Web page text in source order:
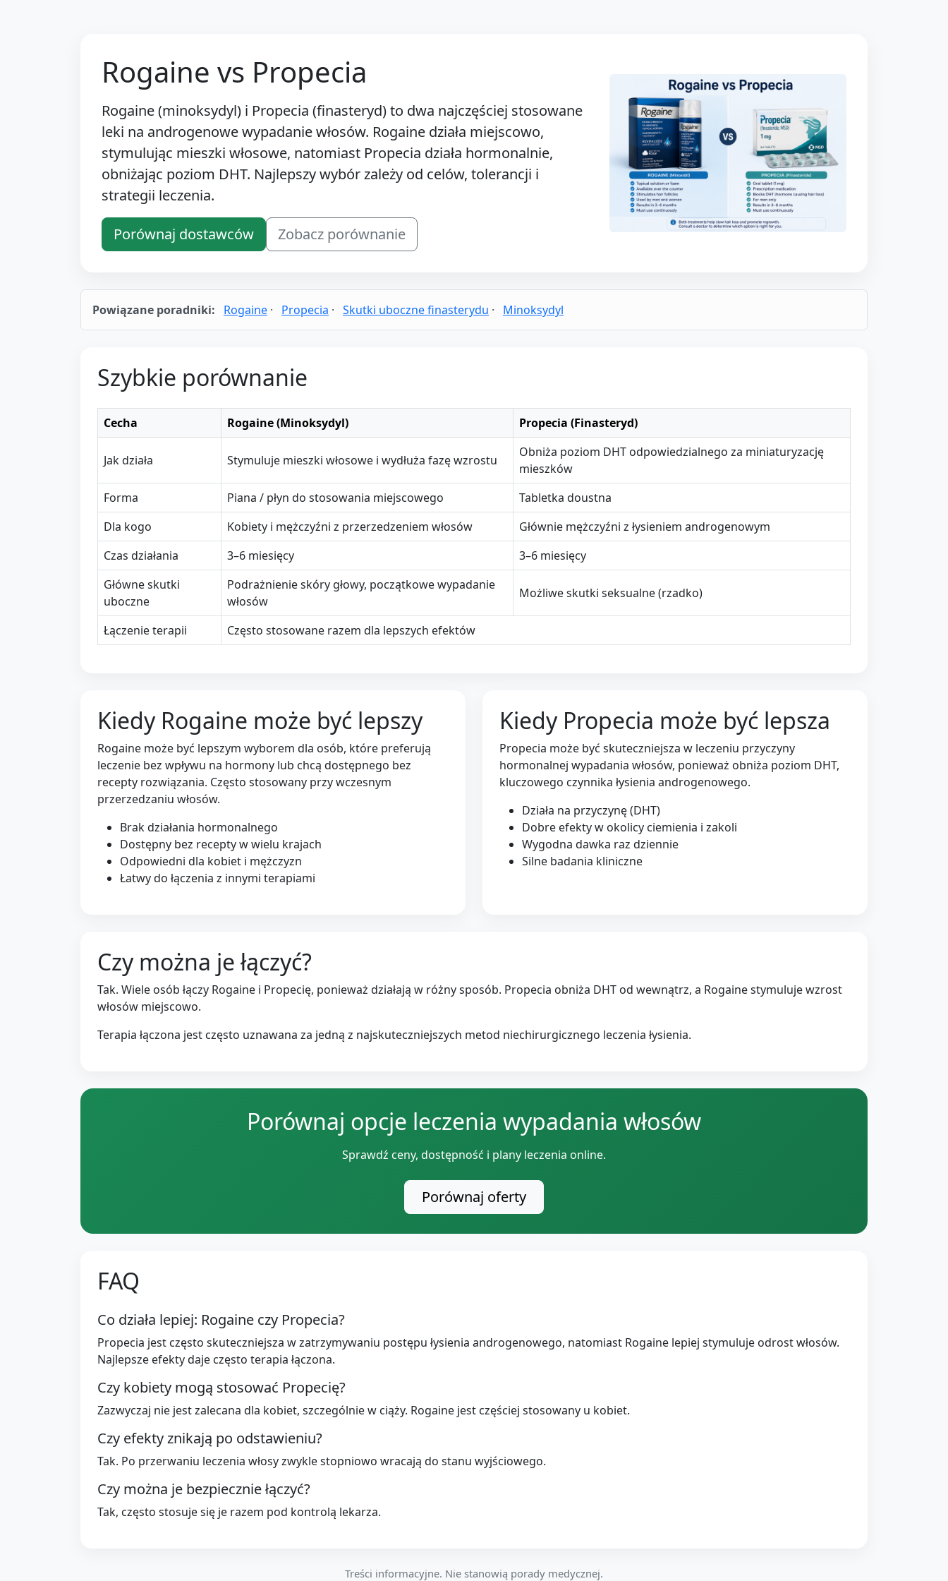
Rogaine vs Propecia
Rogaine (minoksydyl) i Propecia (finasteryd) to dwa najczęściej stosowane
leki na androgenowe wypadanie włosów. Rogaine działa miejscowo,
stymulując mieszki włosowe, natomiast Propecia działa hormonalnie,
obniżając poziom DHT. Najlepszy wybór zależy od celów, tolerancji i
strategii leczenia.
Porównaj dostawców Zobacz porównanie
Powiązane poradniki: Rogaine · Propecia · Skutki uboczne finasterydu · Minoksydyl
Szybkie porównanie
Cecha Rogaine (Minoksydyl) Propecia (Finasteryd)
Jak działa Stymuluje mieszki włosowe i wydłuża fazę wzrostu
Obniża poziom DHT odpowiedzialnego za miniaturyzację
mieszków
Forma
Piana / płyn do stosowania miejscowego
Tabletka doustna
Dla kogo
Kobiety i mężczyźni z przerzedzeniem włosów
Głównie mężczyźni z łysieniem androgenowym
Czas działania
3–6 miesięcy
3–6 miesięcy
Główne skutki
uboczne
Podrażnienie skóry głowy, początkowe wypadanie
włosów
Możliwe skutki seksualne (rzadko)
Łączenie terapii Często stosowane razem dla lepszych efektów
Kiedy Rogaine może być lepszy
Rogaine może być lepszym wyborem dla osób, które preferują
leczenie bez wpływu na hormony lub chcą dostępnego bez
recepty rozwiązania. Często stosowany przy wczesnym
przerzedzaniu włosów.
Brak działania hormonalnego
Dostępny bez recepty w wielu krajach
Odpowiedni dla kobiet i mężczyzn
Łatwy do łączenia z innymi terapiami
Kiedy Propecia może być lepsza
Propecia może być skuteczniejsza w leczeniu przyczyny
hormonalnej wypadania włosów, ponieważ obniża poziom DHT,
kluczowego czynnika łysienia androgenowego.
Działa na przyczynę (DHT)
Dobre efekty w okolicy ciemienia i zakoli
Wygodna dawka raz dziennie
Silne badania kliniczne
Czy można je łączyć?
Tak. Wiele osób łączy Rogaine i Propecię, ponieważ działają w różny sposób. Propecia obniża DHT od wewnątrz, a Rogaine stymuluje wzrost
włosów miejscowo.
Terapia łączona jest często uznawana za jedną z najskuteczniejszych metod niechirurgicznego leczenia łysienia.
Porównaj opcje leczenia wypadania włosów
Sprawdź ceny, dostępność i plany leczenia online.
Porównaj oferty
FAQ
Co działa lepiej: Rogaine czy Propecia?
Propecia jest często skuteczniejsza w zatrzymywaniu postępu łysienia androgenowego, natomiast Rogaine lepiej stymuluje odrost włosów.
Najlepsze efekty daje często terapia łączona.
Czy kobiety mogą stosować Propecię?
Zazwyczaj nie jest zalecana dla kobiet, szczególnie w ciąży. Rogaine jest częściej stosowany u kobiet.
Czy efekty znikają po odstawieniu?
Tak. Po przerwaniu leczenia włosy zwykle stopniowo wracają do stanu wyjściowego.
Czy można je bezpiecznie łączyć?
Tak, często stosuje się je razem pod kontrolą lekarza.
Treści informacyjne. Nie stanowią porady medycznej.